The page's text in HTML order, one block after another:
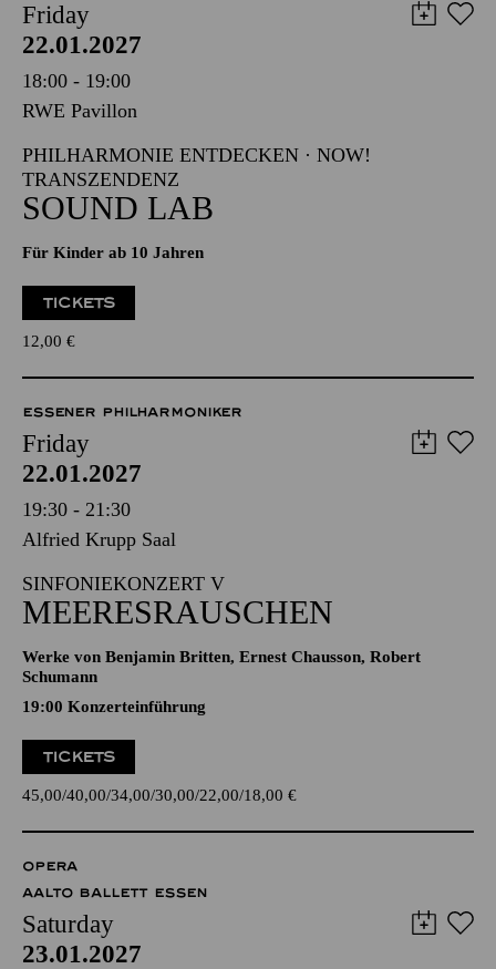
Friday
22.01.2027
18:00 - 19:00
RWE Pavillon
PHILHARMONIE ENTDECKEN · NOW!
TRANSZENDENZ
SOUND LAB
Für Kinder ab 10 Jahren
TICKETS
12,00 €
ESSENER PHILHARMONIKER
Friday
22.01.2027
19:30 - 21:30
Alfried Krupp Saal
SINFONIEKONZERT V
MEERESRAUSCHEN
Werke von Benjamin Britten, Ernest Chausson, Robert
Schumann
19:00 Konzerteinführung
TICKETS
45,00 40,00 34,00 30,00 22,00 18,00 €
OPERA
AALTO BALLETT ESSEN
Saturday
23.01.2027